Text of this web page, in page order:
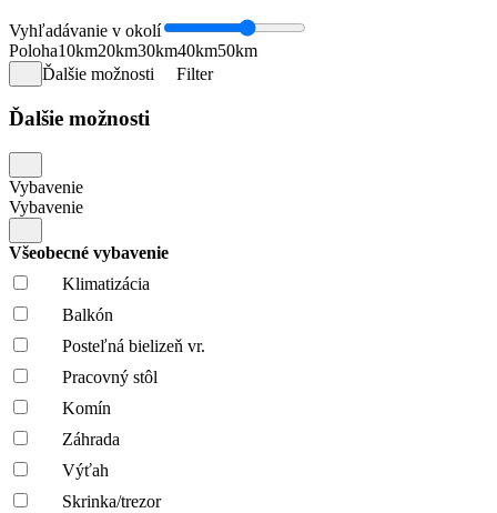
Vyhľadávanie v okolí
Poloha10km20km30km40km50km
Ďalšie možnosti
Filter
Ďalšie možnosti
Vybavenie
Vybavenie
Všeobecné vybavenie
Klimatizácia
Balkón
Posteľná bielizeň vr.
Pracovný stôl
Komín
Záhrada
Výťah
Skrinka/trezor